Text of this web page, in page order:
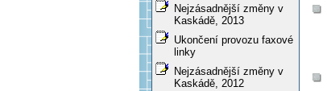
Nejzásadnější změny v
Kaskádě, 2013
Ukončení provozu faxové
linky
Nejzásadnější změny v
Kaskádě, 2012